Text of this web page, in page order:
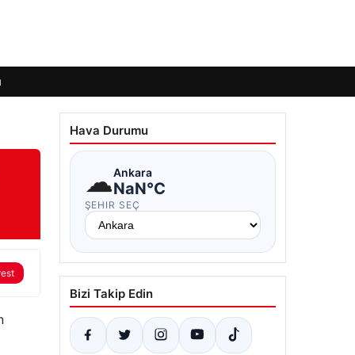
Hava Durumu
☁Ankara
NaN°C
ŞEHIR SEÇ
Bizi Takip Edin